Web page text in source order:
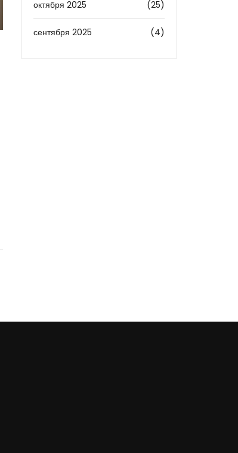
октября 2025 (25)
сентября 2025 (4)